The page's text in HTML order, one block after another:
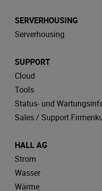
SERVERHOUSING
Serverhousing
SUPPORT
Cloud
Tools
Status- und
Sales / Support
HALL AG
Strom
Wasser
Wärme